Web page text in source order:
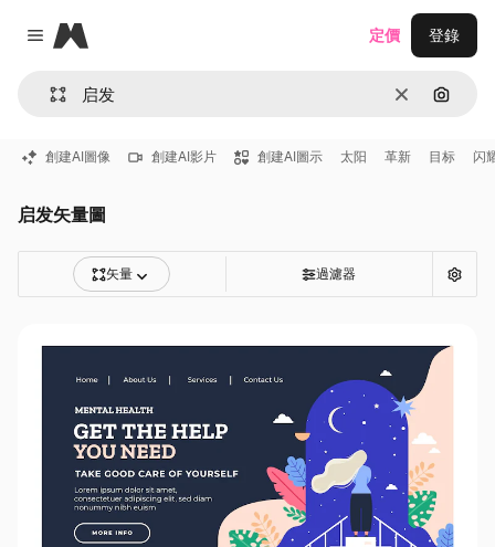
Close menu
Magnific
清除 通過圖
定價 登錄
創建AI圖像 創建AI影片 創建AI圖示 太阳 革新 目标 闪
启发矢量圖
矢量 過濾器